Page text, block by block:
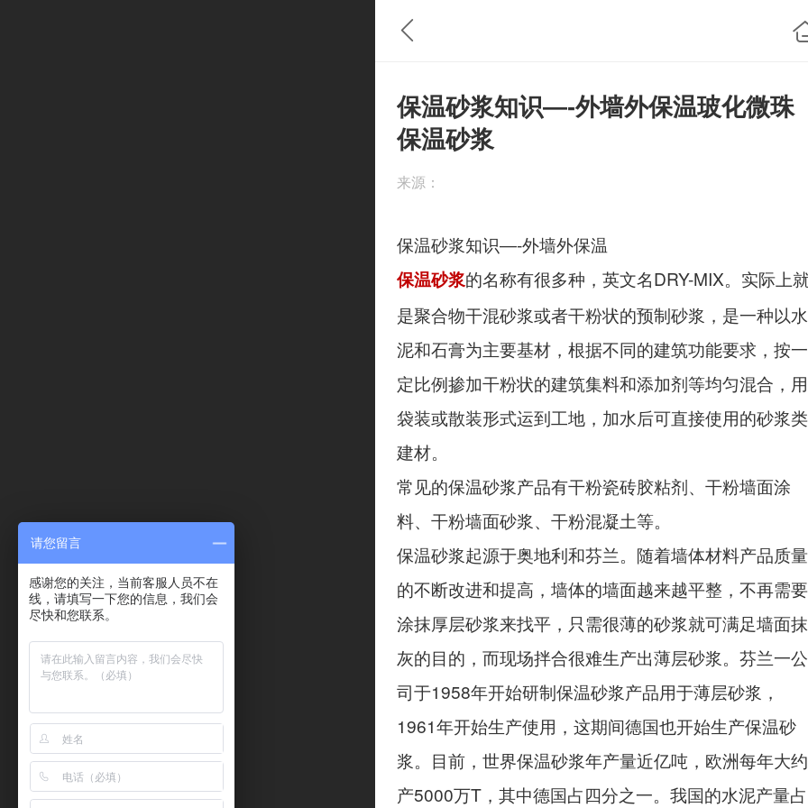
保温砂浆知识―-外墙外保温玻化微珠
保温砂浆
来源：
保温砂浆知识―-外墙外保温
保温砂浆的名称有很多种，英文名DRY-MIX。实际上
是聚合物干混砂浆或者干粉状的预制砂浆，是一种以水
泥和石膏为主要基材，根据不同的建筑功能要求，按一
定比例掺加干粉状的建筑集料和添加剂等均匀混合，用
袋装或散装形式运到工地，加水后可直接使用的砂浆类
建材。
常见的保温砂浆产品有干粉瓷砖胶粘剂、干粉墙面涂
料、干粉墙面砂浆、干粉混凝土等。
保温砂浆起源于奥地利和芬兰。随着墙体材料产品质量
的不断改进和提高，墙体的墙面越来越平整，不再需要
涂抹厚层砂浆来找平，只需很薄的砂浆就可满足墙面抹
灰的目的，而现场拌合很难生产出薄层砂浆。芬兰一公
司于1958年开始研制保温砂浆产品用于薄层砂浆，
1961年开始生产使用，这期间德国也开始生产保温砂
浆。目前，世界保温砂浆年产量近亿吨，欧洲每年大约
产5000万T，其中德国占四分之一。我国的水泥产量占
请您留言
感谢您的关注，当前客服人员不在
线，请填写一下您的信息，我们会
尽快和您联系。